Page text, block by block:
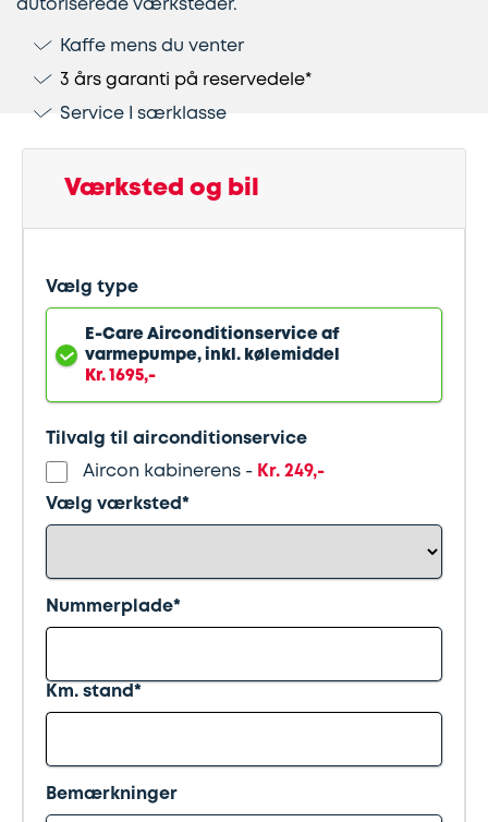
Lapning
af
dæk
Kobling
af
anhængertræk
Olieskift
Reparation
af
stenslag
Støddæmpere
fjedre
Ladestandere
Vinterdæk
Stålfælge
Helårsdæk
Dækopbevaring
Guides
Helårsdæk
Kør
selv
ferie
og
reparation
Sikkerhed
Sommerdæk
Synstjek
Vinterdæk
Bosch
Car
Service
Landbrug
autoriserede værksteder.
Kaffe mens du venter
3 års garanti på reservedele*
Service I særklasse
Værksted og bil
Vælg type
E-Care Airconditionservice af
varmepumpe, inkl. kølemiddel
Kr. 1695,-
Tilvalg til airconditionservice
Aircon kabinerens - Kr. 249,-
Vælg værksted*
Nummerplade*
Km. stand*
Bemærkninger